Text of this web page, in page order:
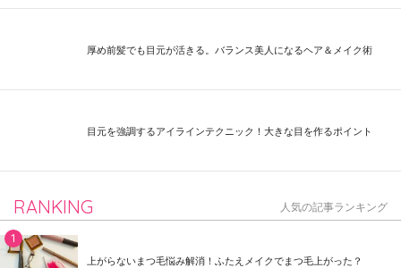
厚め前髪でも目元が活きる。バランス美人になるヘア＆メイク術
目元を強調するアイラインテクニック！大きな目を作るポイント
RANKING 人気の記事ランキング
上がらないまつ毛悩み解消！ふたえメイクでまつ毛上がった？